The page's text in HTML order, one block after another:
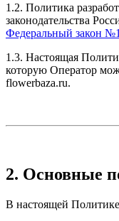
1.2. Политика
законодательства
Федеральный закон
1.3. Настоящая
которую Оператор
flowerbaza.ru.
2. Основные
В настоящей